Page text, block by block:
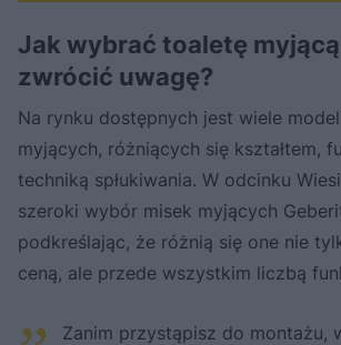
Jak wybrać toaletę myjącą
zwrócić uwagę?
Na rynku dostępnych jest wiele
myjących, różniących się kształtem,
techniką spłukiwania. W odcinku
szeroki wybór misek myjących
podkreślając, że różnią się one nie
ceną, ale przede wszystkim liczbą
Zanim przystąpisz do montażu,